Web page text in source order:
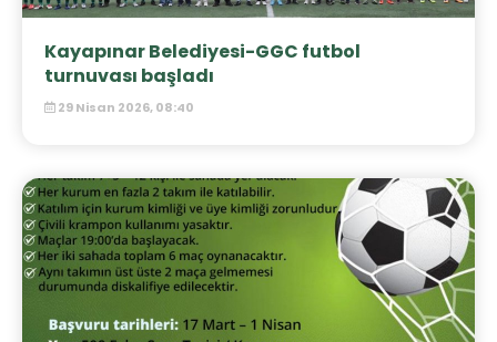
Kayapınar Belediyesi-GGC futbol
turnuvası başladı
29 Nisan 2026, 08:40